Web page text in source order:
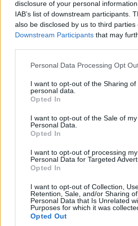
disclosure of your personal
IAB’s list of downstream participants.
also be disclosed by us to third parties
Downstream Participants that may
Personal Data Processing Opt
I want to opt-out of the Sharing of
personal data.
Opted In
I want to opt-out of the Sale of my
Personal Data.
Opted In
I want to opt-out of processing my
Personal Data for Targeted
Opted In
I want to opt-out of Collection,
Retention, Sale, and/or Sharing
Personal Data that Is Unrelated
Purposes for which it was
Opted Out
Καλούμε τη διοίκηση να
της αναλογούν και να δώσει μια
μας. Είμαστε επαγγελματίες
ζήτημα αυτό που προέκυψε είναι
για εμάς καθώς έχουμε
Ο χρόνος κυλάει εις βάρος μας
παραμένουν άπραγοι και
εκτίμηση και σεβασμό προς το